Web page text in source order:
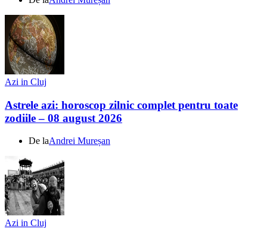
Azi in Cluj
Astrele azi: horoscop zilnic complet pentru toate
zodiile – 08 august 2026
De laAndrei Mureșan
Azi in Cluj